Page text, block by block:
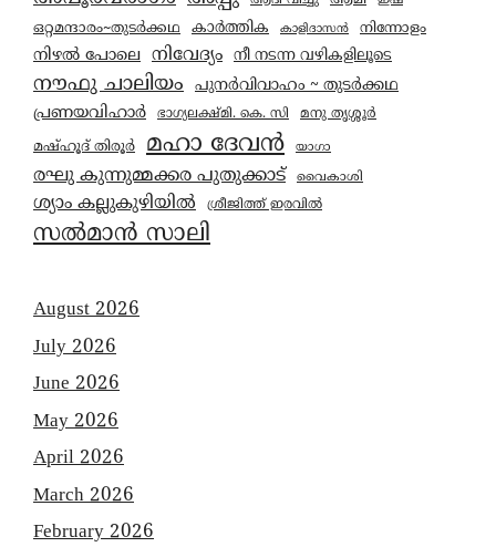
ഒറ്റമന്ദാരം~തുടർക്കഥ കാര്‍ത്തിക കാളിദാസൻ നിന്നോളം
നിഴൽ പോലെ നിവേദ്യം നീ നടന്ന വഴികളിലൂടെ
നൗഫു ചാലിയം പുനർവിവാഹം ~ തുടർക്കഥ
പ്രണയവിഹാർ ഭാഗ്യലക്ഷ്മി. കെ. സി
മനു തൃശ്ശൂർ
മഷ്ഹൂദ് തിരൂർ
മഹാ ദേവൻ യാഗാ
രഘു കുന്നുമ്മക്കര പുതുക്കാട് വൈകാശി
ശ്യാം കല്ലുകുഴിയിൽ ശ്രീജിത്ത് ഇരവിൽ
സൽമാൻ സാലി
August 2026
July 2026
June 2026
May 2026
April 2026
March 2026
February 2026